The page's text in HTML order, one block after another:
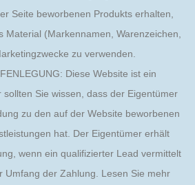
Seite beworbenen Produkts erhalten,
Material (Markennamen, Warenzeichen,
zu verwenden.
Diese Website ist ein
sollten Sie wissen, dass der Eigentümer
zu den auf der Website beworbenen
hat. Der Eigentümer erhält
wenn ein qualifizierter Lead vermittelt
Umfang der Zahlung. Lesen Sie mehr